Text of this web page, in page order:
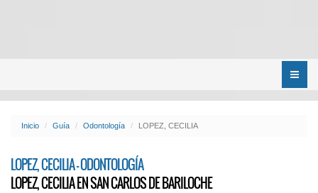
Menú
Inicio Guía Odontología LOPEZ, CECILIA
LOPEZ, CECILIA - ODONTOLOGÍA
LOPEZ, CECILIA EN SAN CARLOS DE BARILOCHE